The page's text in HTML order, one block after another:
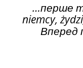
…перше
niemcy,
Вперед